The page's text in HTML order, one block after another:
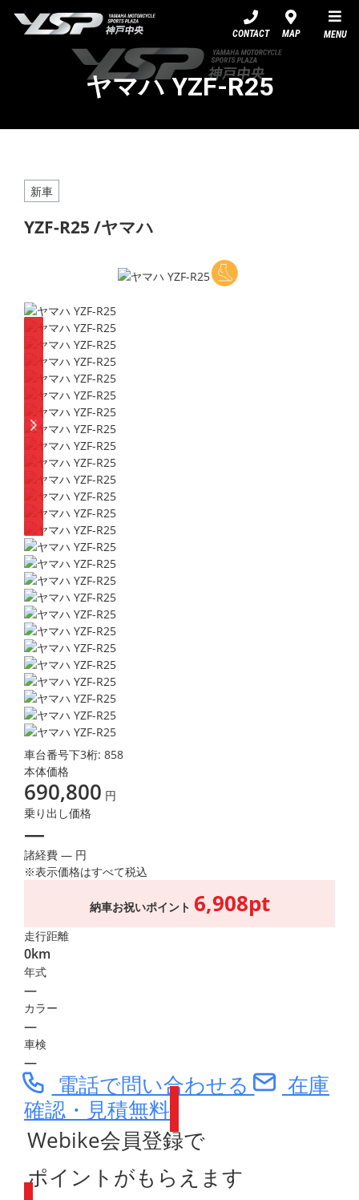
CONTACT MAP MENU
ヤマハ YZF-R25
新車
YZF-R25 /ヤマハ
車台番号下3桁: 858
本体価格
690,800 円
乗り出し価格
―
諸経費 ― 円
※表示価格はすべて税込
納車お祝いポイント 6,908pt
走行距離
0km
年式
―
カラー
―
車検
―
電話で問い合わせる
在庫
確認・見積無料
Webike会員登録で
ポイントがもらえます